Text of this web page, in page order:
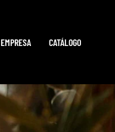
EMPRESA CATÁLOGO